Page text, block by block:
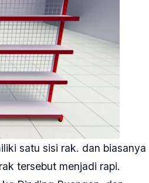
satu sisi rak. dan biasanya
tersebut menjadi rapi.